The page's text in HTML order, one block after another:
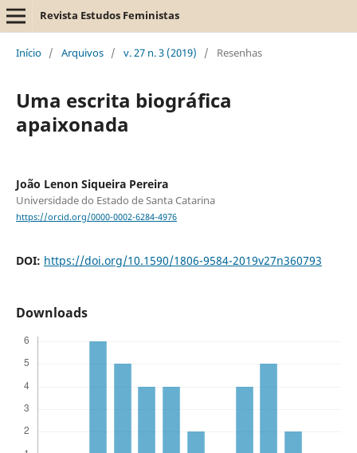
Revista Estudos Feministas
Início / Arquivos / v. 27 n. 3 (2019) / Resenhas
Uma escrita biográfica
apaixonada
João Lenon Siqueira Pereira
Universidade do Estado de Santa Catarina
https://orcid.org/0000-0002-6284-4976
DOI: https://doi.org/10.1590/1806-9584-2019v27n360793
Downloads